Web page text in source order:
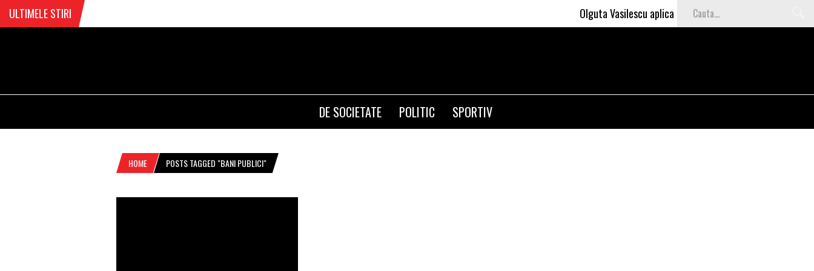
ULTIMELE STIRI Olguta Vasilescu aplica invataturile lui Nea Marin: somajul
DE SOCIETATE POLITIC SPORTIV
HOME POSTS TAGGED "BANI PUBLICI"